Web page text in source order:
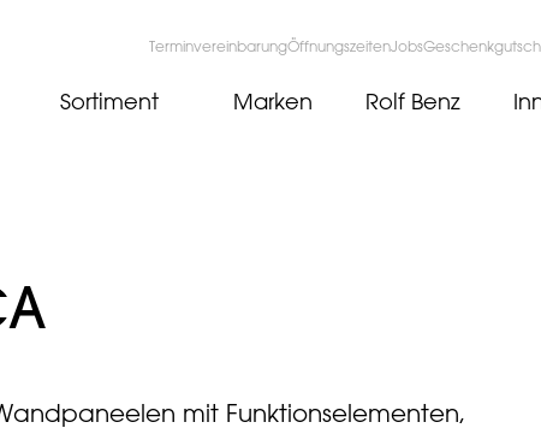
TerminvereinbarungÖffnungszeitenJobs
Sortiment Marken Rolf Benz
mit Funktionselementen,